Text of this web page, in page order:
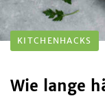
KITCHENHACKS
Wie lange